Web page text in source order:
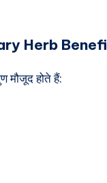
Herb
मौजूद होते हैं: